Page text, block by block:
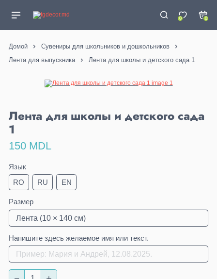
0 0
Домой
Сувениры для школьников и дошкольников
Лента для выпускника
Лента для школы и детского сада 1
Лента для школы и детского сада
1
150 MDL
Язык
RO
RU EN
Размер
Напишите здесь желаемое имя или текст.